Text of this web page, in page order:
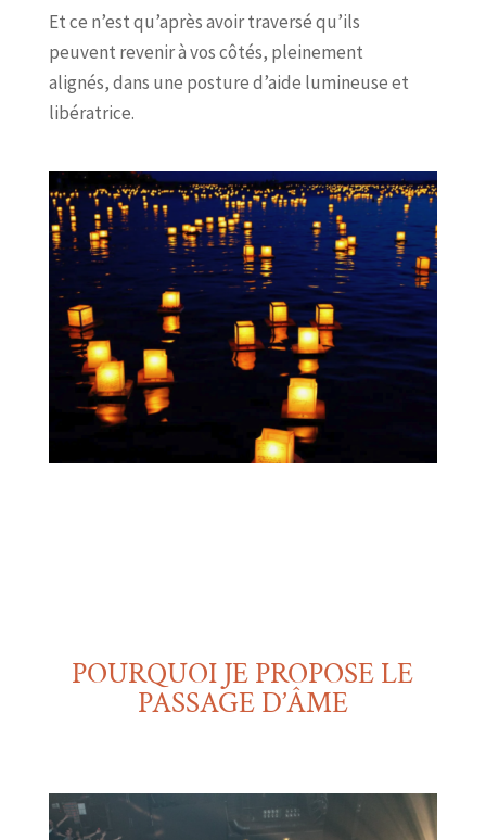
Et ce n’est qu’après avoir traversé qu’ils
peuvent revenir à vos côtés, pleinement
alignés, dans une posture d’aide lumineuse et
libératrice.
POURQUOI JE PROPOSE LE
PASSAGE D’ÂME